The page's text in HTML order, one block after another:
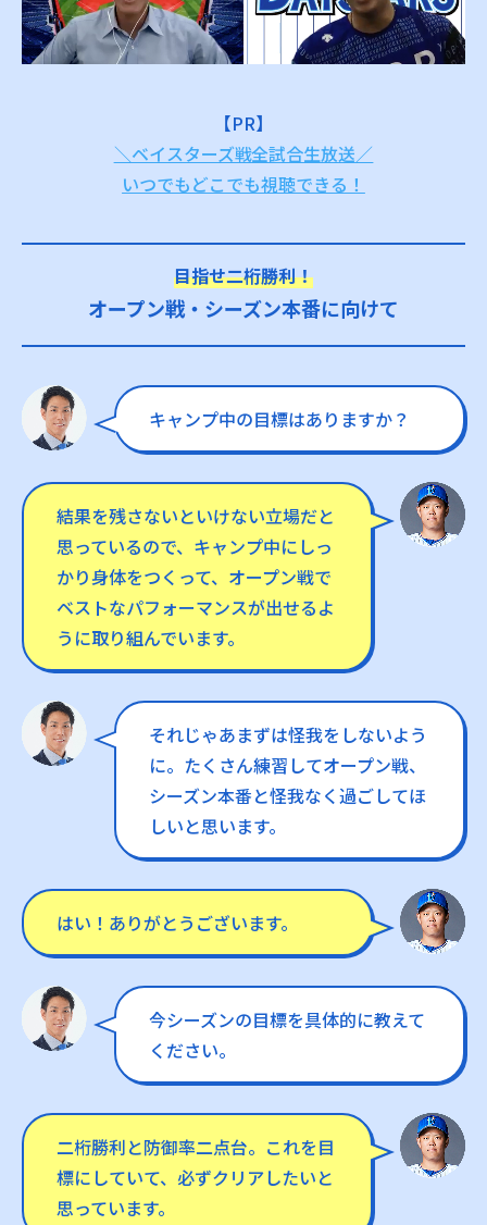
【PR】
＼ベイスターズ戦全試合生放送／
いつでもどこでも視聴できる！
目指せ二桁勝利！
オープン戦・シーズン本番に向けて
キャンプ中の目標はありますか？
結果を残さないといけない立場だと
思っているので、キャンプ中にしっ
かり身体をつくって、オープン戦で
ベストなパフォーマンスが出せるよ
うに取り組んでいます。
それじゃあまずは怪我をしないよう
に。たくさん練習してオープン戦、
シーズン本番と怪我なく過ごしてほ
しいと思います。
はい！ありがとうございます。
今シーズンの目標を具体的に教えて
ください。
二桁勝利と防御率二点台。これを目
標にしていて、必ずクリアしたいと
思っています。